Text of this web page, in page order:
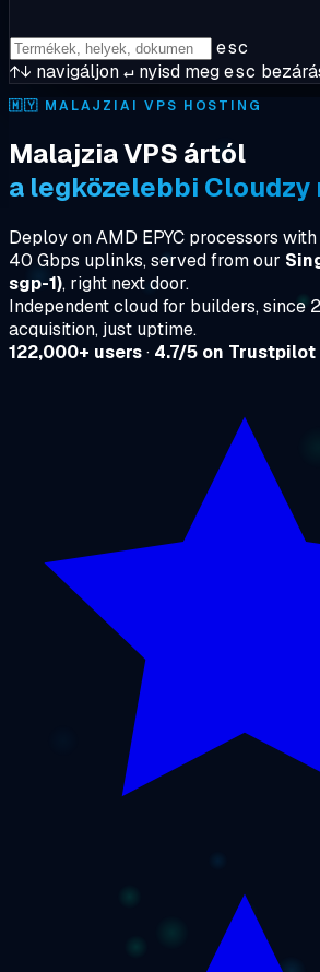
esc
↑↓ navigáljon↵ nyisd megesc
🇲🇾 MALAJZIAI VPS HOSTING
Malajzia VPS ártól
a legközelebbi Cloudzy
Deploy on AMD EPYC processors
40 Gbps uplinks, served from our
sgp-1), right next door.
Independent cloud for builders, since
acquisition, just uptime.
122,000+ users· 4.7/5 on Trustpilot